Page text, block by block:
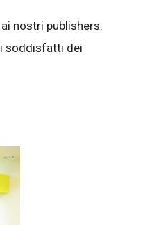
nostri publishers.
soddisfatti dei